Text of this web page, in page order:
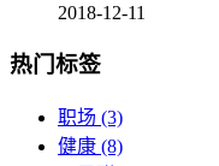
2018-12-11
热门标签
职场 (3)
健康 (8)